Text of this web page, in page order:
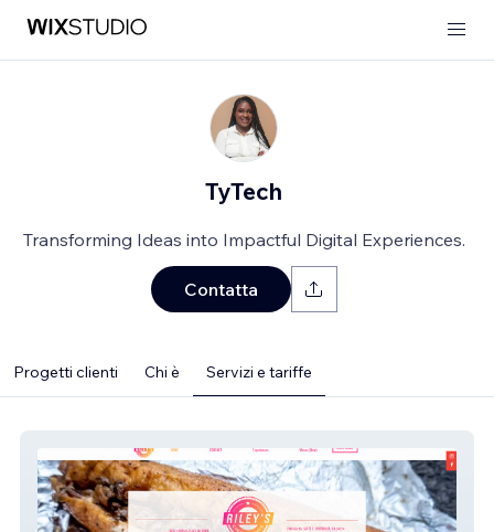
TyTech
Transforming Ideas into Impactful Digital Experiences.
Contatta
Progetti clienti Chi è Servizi e tariffe